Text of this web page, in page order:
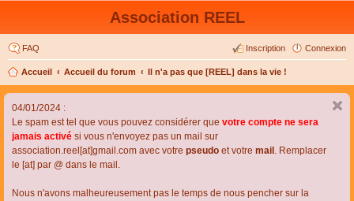
Association REEL
FAQ Connexion
Inscription
Accueil Accueil du forum Il n'a pas que [REEL] dans la vie !
04/01/2024 :
Le spam est tel que vous pouvez considérer que votre compte ne sera
jamais activé si vous n'envoyez pas un mail sur
association.reel[at]gmail.com avec votre pseudo et votre mail . Remplacer
le [at] par @ dans le mail.
Nous n'avons malheureusement pas le temps de nous pencher sur la